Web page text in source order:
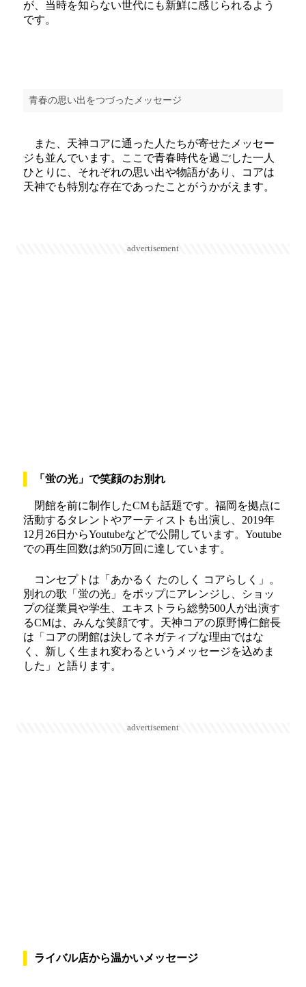
が、当時を知らない世代にも新鮮に感じられるよう
です。
青春の思い出をつづったメッセージ
また、天神コアに通った人たちが寄せたメッセー
ジも並んでいます。ここで青春時代を過ごした一人
ひとりに、それぞれの思い出や物語があり、コアは
天神でも特別な存在であったことがうかがえます。
advertisement
「蛍の光」で笑顔のお別れ
閉館を前に制作したCMも話題です。福岡を拠点に
活動するタレントやアーティストも出演し、2019年
12月26日からYoutubeなどで公開しています。Youtube
での再生回数は約50万回に達しています。
コンセプトは「あかるく たのしく コアらしく」。
別れの歌「蛍の光」をポップにアレンジし、ショッ
プの従業員や学生、エキストラら総勢500人が出演す
るCMは、みんな笑顔です。天神コアの原野博仁館長
は「コアの閉館は決してネガティブな理由ではな
く、新しく生まれ変わるというメッセージを込めま
した」と語ります。
advertisement
ライバル店から温かいメッセージ